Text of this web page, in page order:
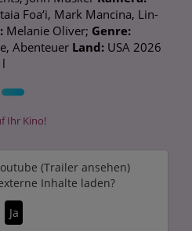
Foa‘i, Mark Mancina, Lin-
Melanie Oliver; Genre:
Abenteuer Land: USA 2026
Ihr Kino!
(Trailer ansehen)
Inhalte laden?
Ja